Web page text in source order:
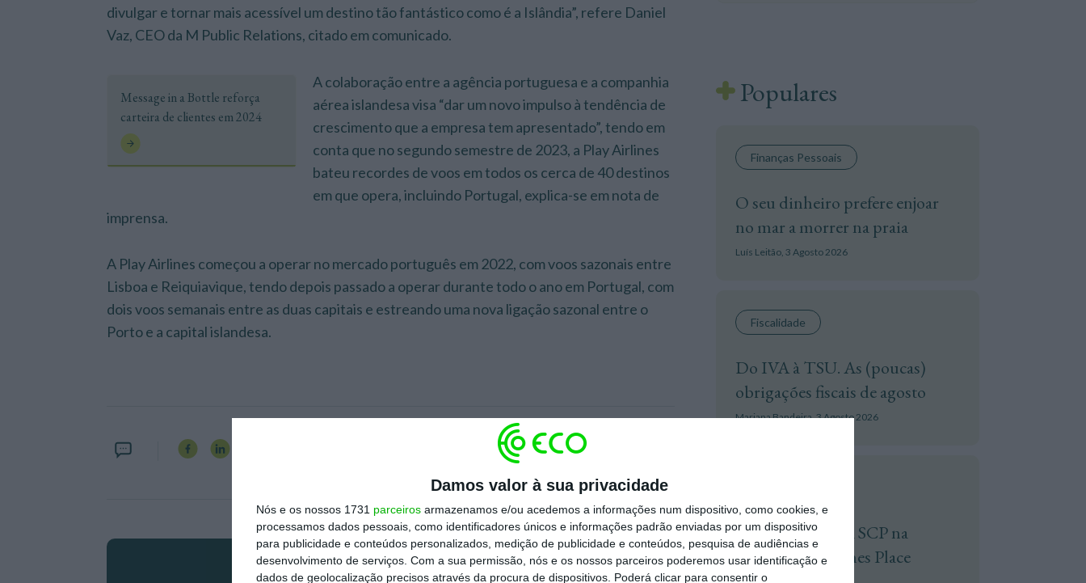
Damos valor à sua privacidade
Nós e os nossos 1731 parceiros armazenamos e/ou acedemos a informações num dispositivo, como cookies, e
processamos dados pessoais, como identificadores únicos e informações padrão enviadas por um dispositivo
para publicidade e conteúdos personalizados, medição de publicidade e conteúdos, pesquisa de audiências e
desenvolvimento de serviços. Com a sua permissão, nós e os nossos parceiros poderemos usar identificação e
dados de geolocalização precisos através da procura de dispositivos. Poderá clicar para consentir o
divulgar e tornar mais acessível um destino tão fantástico como é a Islândia”, refere Daniel
Vaz, CEO da M Public Relations, citado em comunicado.
Message in a Bottle reforça
carteira de clientes em 2024
A colaboração entre a agência portuguesa e a companhia
aérea islandesa visa “dar um novo impulso à tendência de
crescimento que a empresa tem apresentado”, tendo em
conta que no segundo semestre de 2023, a Play Airlines
bateu recordes de voos em todos os cerca de 40 destinos
em que opera, incluindo Portugal, explica-se em nota de
imprensa.
A Play Airlines começou a operar no mercado português em 2022, com voos sazonais entre
Lisboa e Reiquiavique, tendo depois passado a operar durante todo o ano em Portugal, com
dois voos semanais entre as duas capitais e estreando uma nova ligação sazonal entre o
Porto e a capital islandesa.
Populares
Finanças Pessoais
O seu dinheiro prefere enjoar
no mar a morrer na praia
Luís Leitão, 3 Agosto 2026
Fiscalidade
Do IVA à TSU. As (poucas)
obrigações fiscais de agosto
Mariana Bandeira,3 Agosto 2026
Sérvulo assessora SCP na
compra do Holmes Place